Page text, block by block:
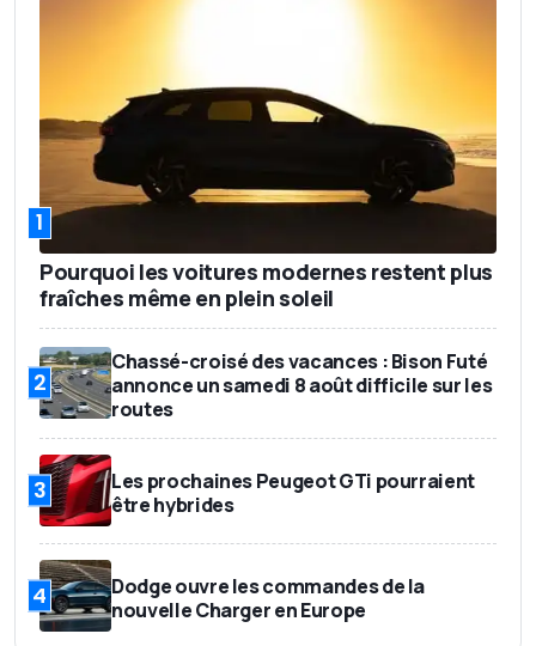
1
Pourquoi les voitures modernes restent plus
fraîches même en plein soleil
2
Chassé-croisé des vacances : Bison Futé
annonce un samedi 8 août difficile sur les
routes
3
Les prochaines Peugeot GTi pourraient
être hybrides
4
Dodge ouvre les commandes de la
nouvelle Charger en Europe